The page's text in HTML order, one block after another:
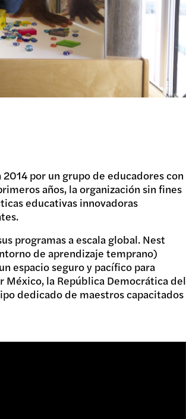
por un grupo de educadores con
años, la organización sin fines
educativas innovadoras
programas a escala global. Nest
de aprendizaje temprano)
espacio seguro y pacífico para
México, la República Democrática del
dedicado de maestros capacitados